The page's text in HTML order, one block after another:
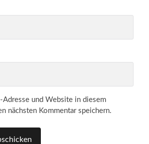
Adresse und Website in diesem
nächsten Kommentar speichern.